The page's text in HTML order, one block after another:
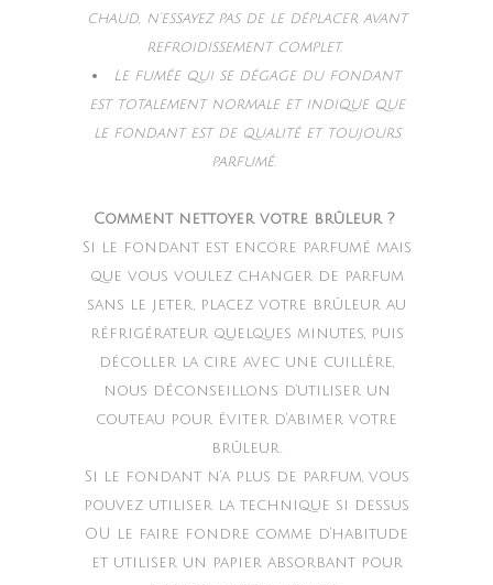
chaud, n’essayez pas de le déplacer avant
refroidissement complet.
Le fumée qui se dégage du fondant
est totalement normale et indique que
le fondant est de qualité et toujours
parfumé.
Comment nettoyer votre brûleur ?
Si le fondant est encore parfumé mais
que vous voulez changer de parfum
sans le jeter, placez votre brûleur au
réfrigérateur quelques minutes, puis
décoller la cire avec une cuillère,
nous déconseillons d’utiliser un
couteau pour éviter d’abimer votre
brûleur.
Si le fondant n’a plus de parfum, vous
pouvez utiliser la technique si dessus
OU le faire fondre comme d’habitude
et utiliser un papier absorbant pour